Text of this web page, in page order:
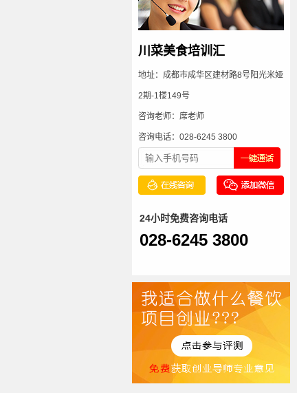
川菜美食培训汇
地址：成都市成华区建材路8号阳光米娅
2期-1楼149号
咨询老师：席老师
咨询电话：028-6245 3800
24小时免费咨询电话
028-6245 3800